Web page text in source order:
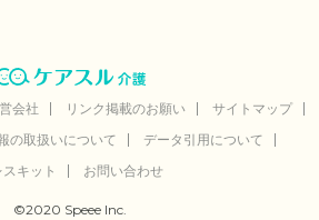
会社 リンク掲載のお願い
サイトマップ
の取扱いについて
データ引用について
スキット
お問い合わせ
©2020 Speee Inc.